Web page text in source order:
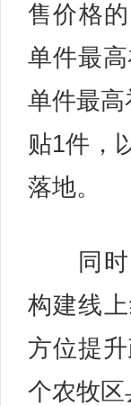
售价格
单件最
单件最
贴1件，
落地。
同时，
构建线
方位提
个农牧